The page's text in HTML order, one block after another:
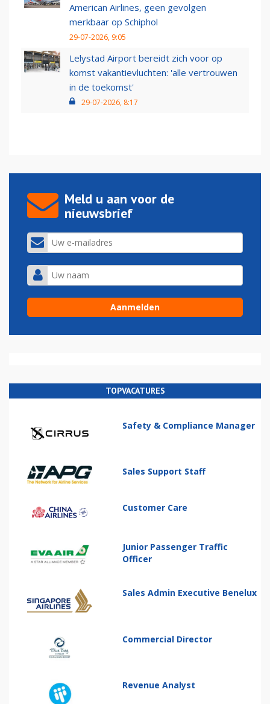
American Airlines, geen gevolgen
merkbaar op Schiphol
29-07-2026, 9:05
Lelystad Airport bereidt zich voor op
komst vakantievluchten: 'alle vertrouwen
in de toekomst'
29-07-2026, 8:17
Meld u aan voor de
nieuwsbrief
TOPVACATURES
Safety & Compliance Manager
Sales Support Staff
Customer Care
Junior Passenger Traffic
Officer
Sales Admin Executive Benelux
Commercial Director
Revenue Analyst